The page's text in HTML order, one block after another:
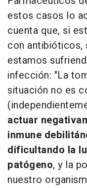
estos casos lo
cuenta que, si
con antibióticos,
estamos
infección: "La
situación no es
actuar
inmune
dificultando la
patógeno, y la
nuestro